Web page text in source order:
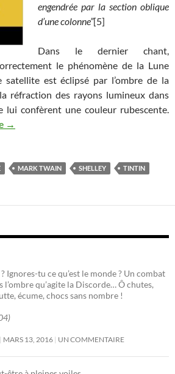
engendrée par la section oblique
d’une colonne”[5]
Dans le dernier chant,
le phénomène de la Lune
satellite est éclipsé par l’ombre de la
réfraction des rayons lumineux dans
lui confèrent une couleur rubescente.
Les éclipses dans la littérature (2) : de
→
MARK TWAIN SHELLEY TINTIN
Ignores-tu ce qu’est le monde ? Un combat
qu’agite la Discorde… Ô chutes,
écume, chocs sans nombre !
MARS 13, 2016 UN COMMENTAIRE